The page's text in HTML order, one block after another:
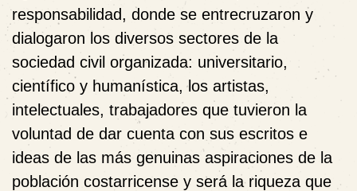
responsabilidad, donde se entrecruzaron y
dialogaron los diversos sectores de la
sociedad civil organizada: universitario,
científico y humanística, los artistas,
intelectuales, trabajadores que tuvieron la
voluntad de dar cuenta con sus escritos e
ideas de las más genuinas aspiraciones de la
población costarricense y será la riqueza que